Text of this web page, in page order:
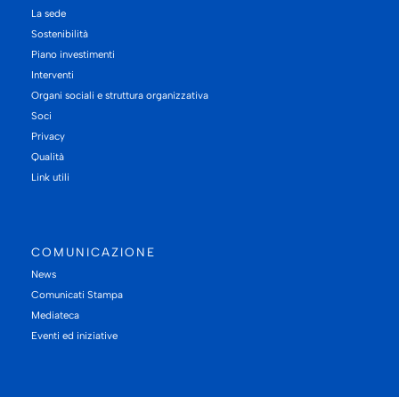
La sede
Sostenibilità
Piano investimenti
Interventi
Organi sociali e struttura organizzativa
Soci
Privacy
Qualità
Link utili
COMUNICAZIONE
News
Comunicati Stampa
Mediateca
Eventi ed iniziative